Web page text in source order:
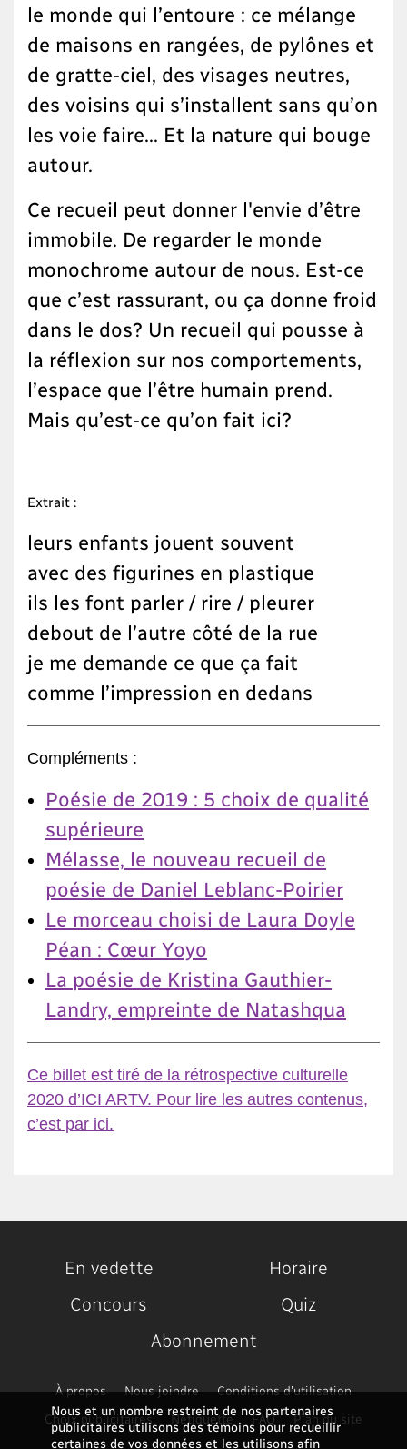
le monde qui l’entoure : ce mélange
de maisons en rangées, de pylônes et
de gratte-ciel, des visages neutres,
des voisins qui s’installent sans qu’on
les voie faire... Et la nature qui bouge
autour.
Ce recueil peut donner l'envie d’être
immobile. De regarder le monde
monochrome autour de nous. Est-ce
que c’est rassurant, ou ça donne froid
dans le dos? Un recueil qui pousse à
la réflexion sur nos comportements,
l’espace que l’être humain prend.
Mais qu’est-ce qu’on fait ici?
Extrait :
leurs enfants jouent souvent
avec des figurines en plastique
ils les font parler / rire / pleurer
debout de l’autre côté de la rue
je me demande ce que ça fait
comme l’impression en dedans
Compléments :
Poésie de 2019 : 5 choix de qualité
supérieure
Mélasse, le nouveau recueil de
poésie de Daniel Leblanc-Poirier
Le morceau choisi de Laura Doyle
Péan : Cœur Yoyo
La poésie de Kristina Gauthier-
Landry, empreinte de Natashqua
Ce billet est tiré de la rétrospective culturelle
2020 d’ICI ARTV. Pour lire les autres contenus,
c’est par ici.
Nous et un nombre restreint de nos partenaires
publicitaires utilisons des témoins pour recueillir
certaines de vos données et les utilisons afin
En vedette
Horaire
Concours
Quiz
Abonnement
À propos Nous joindre
Conditions d'utilisation
Choix publicitaires
Nétiquette FAQ Plan du site